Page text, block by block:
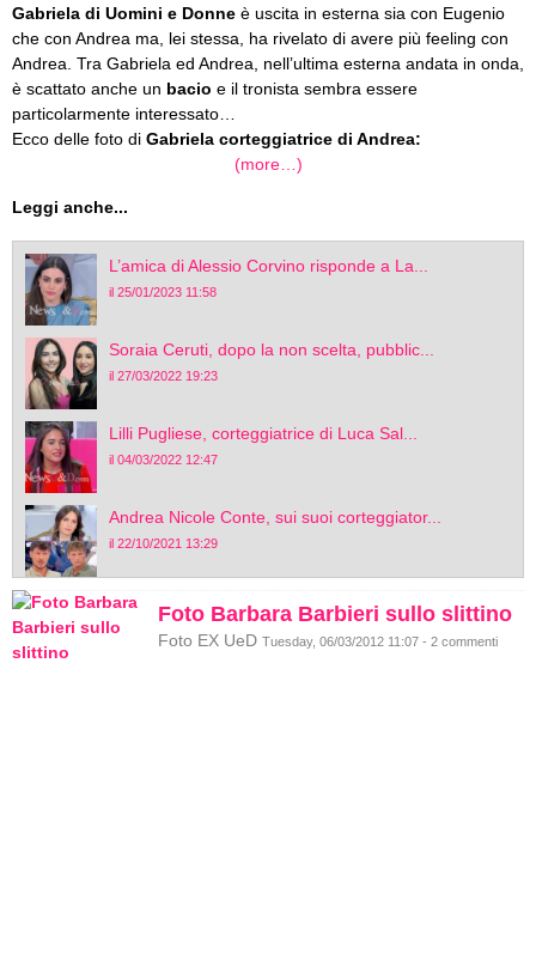
Gabriela di Uomini e Donne è uscita in esterna sia con Eugenio
che con Andrea ma, lei stessa, ha rivelato di avere più feeling con
Andrea. Tra Gabriela ed Andrea, nell’ultima esterna andata in onda,
è scattato anche un bacio e il tronista sembra essere
particolarmente interessato…
Ecco delle foto di Gabriela corteggiatrice di Andrea:
(more…)
Leggi anche...
L’amica di Alessio Corvino risponde a La...
il 25/01/2023 11:58
Soraia Ceruti, dopo la non scelta, pubblic...
il 27/03/2022 19:23
Lilli Pugliese, corteggiatrice di Luca Sal...
il 04/03/2022 12:47
Andrea Nicole Conte, sui suoi corteggiator...
il 22/10/2021 13:29
Foto Barbara Barbieri sullo slittino
Foto EX UeD Tuesday, 06/03/2012 11:07 - 2 commenti